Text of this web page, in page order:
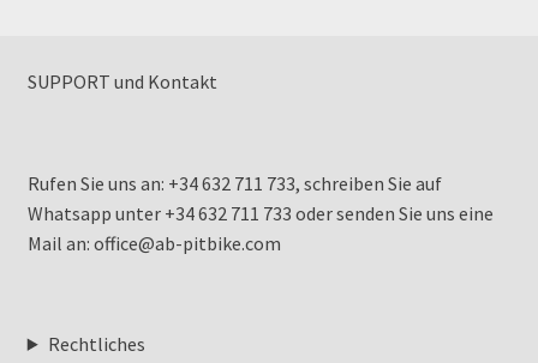
SUPPORT und Kontakt
Rufen Sie uns an: +34 632 711 733, schreiben Sie auf
Whatsapp unter +34 632 711 733 oder senden Sie uns eine
Mail an: office@ab-pitbike.com
Rechtliches